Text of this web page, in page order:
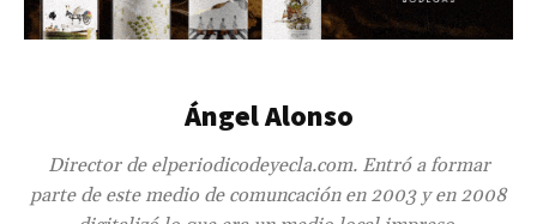
Ángel Alonso
Director de elperiodicodeyecla.com. Entró a formar
parte de este medio de comuncación en 2003 y en 2008